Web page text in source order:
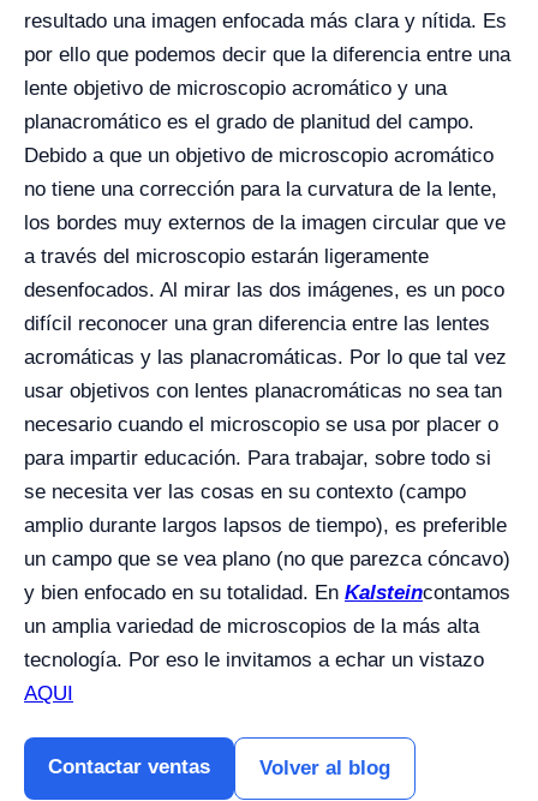
resultado una imagen enfocada más clara y nítida. Es
por ello que podemos decir que la diferencia entre una
lente objetivo de microscopio acromático y una
planacromático es el grado de planitud del campo.
Debido a que un objetivo de microscopio acromático
no tiene una corrección para la curvatura de la lente,
los bordes muy externos de la imagen circular que ve
a través del microscopio estarán ligeramente
desenfocados. Al mirar las dos imágenes, es un poco
difícil reconocer una gran diferencia entre las lentes
acromáticas y las planacromáticas. Por lo que tal vez
usar objetivos con lentes planacromáticas no sea tan
necesario cuando el microscopio se usa por placer o
para impartir educación. Para trabajar, sobre todo si
se necesita ver las cosas en su contexto (campo
amplio durante largos lapsos de tiempo), es preferible
un campo que se vea plano (no que parezca cóncavo)
y bien enfocado en su totalidad. En Kalsteincontamos
un amplia variedad de microscopios de la más alta
tecnología. Por eso le invitamos a echar un vistazo
AQUI
Contactar ventas Volver al blog